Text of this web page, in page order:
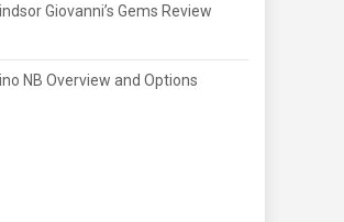
Giovanni’s Gems Review
NB Overview and Options